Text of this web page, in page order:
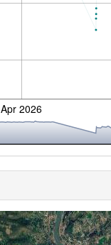
Apr 2026